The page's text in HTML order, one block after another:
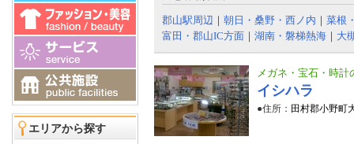
エリアから探す
郡山駅周辺 ｜ 朝日・桑野・西ノ内 ｜ 菜根
富田・郡山IC方面 ｜ 湖南・磐梯熱海 ｜ 大
メガネ・宝石・時計
イシハラ
●住所： 田村郡小野町